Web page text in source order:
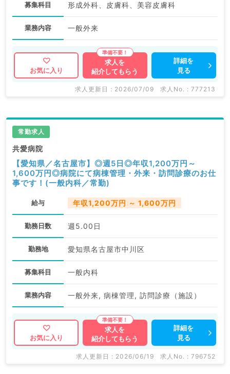
募集科目 形成外科、皮膚科、美容皮膚科
業務内容 一般外来
お気に入り
求人を
紹介してもらう
詳細を
見る
求人更新日 : 2026/07/09 求人No. : 777213
常勤求人
共愛病院
【愛知県／名古屋市】◎週5日◎年収1,200万円～
1,600万円◎病院にて病棟管理・外来・訪問診療のお仕
事です！(一般内科／常勤)
給与 年収1,200万円 ～ 1,600万円
勤務日数 週5.00日
勤務地 愛知県名古屋市中川区
募集科目 一般内科
業務内容 一般外来, 病棟管理, 訪問診療（施設）
お気に入り
求人を
紹介してもらう
詳細を
見る
求人更新日 : 2026/06/19 求人No. : 796752